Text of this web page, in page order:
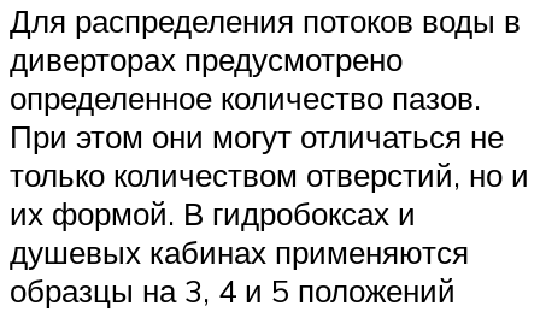
Для распределения потоков воды в
диверторах предусмотрено
определенное количество пазов.
При этом они могут отличаться не
только количеством отверстий, но и
их формой. В гидробоксах и
душевых кабинах применяются
образцы на 3, 4 и 5 положений